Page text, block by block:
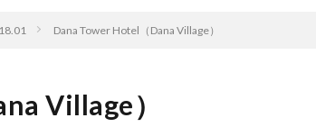
Dana Tower Hotel（Dana Village）
Village）